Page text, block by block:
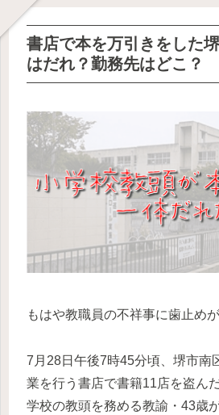
書店で本を万引きをした
はだれ？勤務先はどこ？
もはや教職員の不祥事に歯止め
7月28日午後7時45分頃、堺市南
業を行う書店で書籍11店を盗ん
学校の教頭を務める教諭・43歳